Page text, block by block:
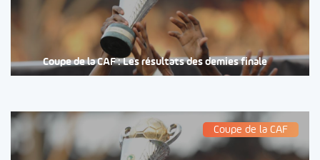
Coupe de la CAF : Les résultats des demies finale
Coupe de la CAF